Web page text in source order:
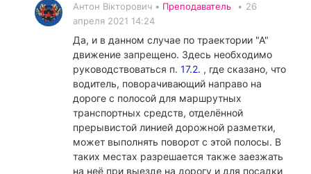
Антон Вікторович • Преподаватель • 26
апреля 2021 14:24
Да, и в данном случае по траектории "А"
движение запрещено. Здесь необходимо
руководствоваться п. 17.2. , где сказано, что
водитель, поворачивающий направо на
дороге с полосой для маршрутных
транспортных средств, отделённой
прерывистой линией дорожной разметки,
может выполнять поворот с этой полосы. В
таких местах разрешается также заезжать
на неё при выезде на дорогу и для посадки